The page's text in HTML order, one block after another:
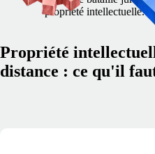
propriété intellectuelle.
Propriété
distance : ce qu'il